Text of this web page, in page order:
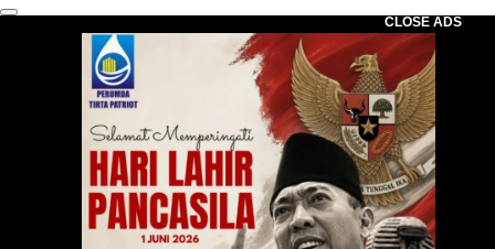
CLOSE ADS